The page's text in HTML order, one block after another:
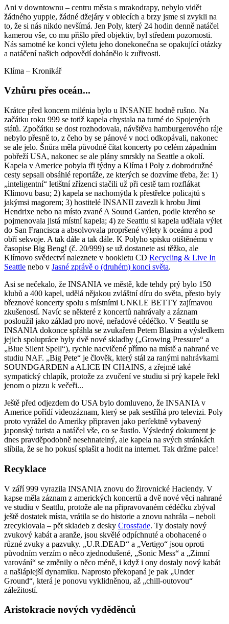
Ani v downtownu – centru města s mrakodrapy, nebylo vidět
žádného yuppie, žádné džejáry v oblecích a brzy jsme si zvykli na
to, že si nás nikdo nevšímá. Jen Poly, který 24 hodin denně natáčel
kamerou vše, co mu přišlo před objektiv, byl středem pozornosti.
Nás samotné ke konci výletu jeho donekonečna se opakující otázky
a natáčení našich odpovědí dohánělo k zuřivosti.
Klíma – Kronikář
Vzhůru přes oceán...
Krátce před koncem milénia bylo u INSANIE hodně rušno. Na
začátku roku 999 se totiž kapela chystala na turné do Spojených
států. Zpočátku se dost rozhodovala, návštěva hamburgerového ráje
nebylo přesně to, z čeho by se pánové v noci odkopávali, nakonec
se ale jelo. Šnůra měla původně čítat koncerty po celém západním
pobřeží USA, nakonec se ale plány smrskly na Seattle a okolí.
Kapela v Americe pobyla tři týdny a Klíma i Poly z dobrodružné
cesty sepsali obsáhlé reportáže, ze kterých se dozvíme třeba, že: 1)
„inteligentní“ letištní zřízenci stačili už při cestě tam rozflákat
Klímovu basu; 2) kapela se nachomýtla k přestřelce policajtů s
jakýmsi magorem; 3) hostitelé INSANII zavezli k hrobu Jimi
Hendrixe nebo na místo zvané A Sound Garden, podle kterého se
pojmenovala jistá místní kapela; 4) ze Seattlu si kapela udělala výlet
do San Francisca a absolvovala propršené výlety k oceánu a pod
obří sekvoje. A tak dále a tak dále. K Polyho spisku otištěnému v
časopise Big Beng! (č. 20/999) se už dostanete asi těžko, ale
Klímovo svědectví naleznete v bookletu CD Recycling & Live In
Seattle nebo v Jasné zprávě o (druhém) konci světa.
Asi se nečekalo, že INSANIA ve městě, kde tehdy prý bylo 150
klubů a 400 kapel, udělá nějakou zvláštní díru do světa, přesto byly
březnové koncerty spolu s místními UNKLE BETTY zajímavou
zkušeností. Navíc se některé z koncertů nahrávaly a záznam
posloužil jako základ pro nové, neřadové cédéčko. V Seattlu se
INSANIA dokonce spřáhla se zvukařem Petem Blasim a výsledkem
jejich spolupráce byly dvě nové skladby („Growing Pressure“ a
„Blue Silent Spell“), rychle nacvičené přímo na místě a nahrané ve
studiu NAF. „Big Pete“ je člověk, který stál za ranými nahrávkami
SOUNDGARDEN a ALICE IN CHAINS, a zřejmě také
sympatický chlapík, protože za zvučení ve studiu si prý kapele řekl
jenom o pizzu k večeři...
Ještě před odjezdem do USA bylo domluveno, že INSANIA v
Americe pořídí videozáznam, který se pak sestříhá pro televizi. Poly
proto vyrážel do Ameriky připraven jako perfektně vybavený
japonský turista a natáčel vše, co se šustlo. Výsledný dokument je
dnes pravděpodobně nesehnatelný, ale kapela na svých stránkách
slíbila, že se ho pokusí splašit a hodit na internet. Tak držme palce!
Recyklace
V září 999 vyrazila INSANIA znovu do žirovnické Haciendy. V
kapse měla záznam z amerických koncertů a dvě nové věci nahrané
ve studiu v Seattlu, protože ale na připravovaném cédéčku zbýval
ještě dostatek místa, vrátila se do historie a znovu nahrála – neboli
zrecyklovala – pět skladeb z desky Crossfade. Ty dostaly nový
zvukový kabát a aranže, jsou skvělé odpíchnuté a obohacené o
různé zvuky a pazvuky. „U.R.DEAD“ a „Vertigo“ jsou oproti
původním verzím o něco zjednodušené, „Sonic Mess“ a „Zimní
varování“ se změnily o něco méně, i když i ony dostaly nový kabát
a našláplejší dynamiku. Naprosto překopaná je pak „Under
Ground“, která je ponovu vyklidněnou, až „chill-outovou“
záležitostí.
Aristokracie nových vyděděnců